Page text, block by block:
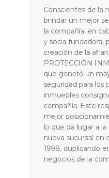
Conscientes de la
brindar un mejor
la compañía, en
y socia fundadora,
creación de la
PROTECCIÓN
que generó un
seguridad para los
inmuebles
compañía. Este
mejor
lo que da lugar a
nueva sucursal en
1998, duplicando
negocios de la